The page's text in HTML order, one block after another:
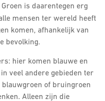
Groen is daarentegen erg
mensen ter wereld heeft
komen, afhankelijk van
bevolking.
hier komen blauwe en
veel andere gebieden ter
of bruingroen
Alleen zijn die